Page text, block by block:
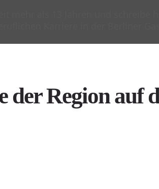
der Region auf